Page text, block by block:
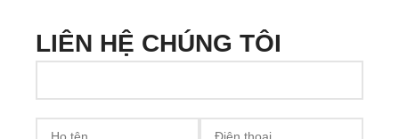
LIÊN HỆ CHÚNG TÔI